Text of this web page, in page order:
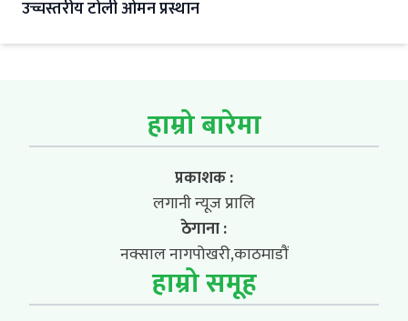
उच्चस्तरीय टोली ओमन प्रस्थान
हाम्रो बारेमा
प्रकाशक :
लगानी न्यूज प्रालि
ठेगाना :
नक्साल नागपोखरी,काठमाडौं
हाम्रो समूह